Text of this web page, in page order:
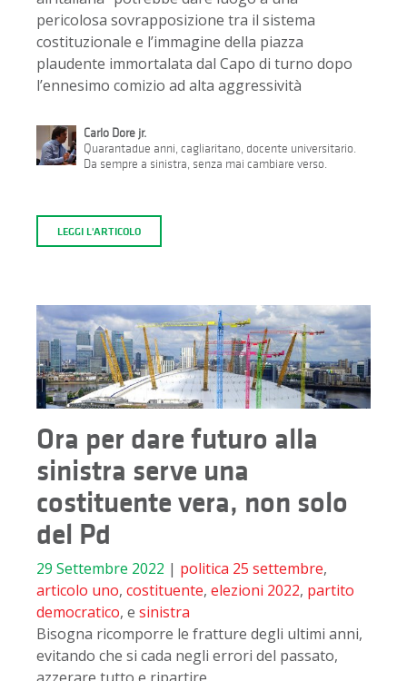
pericolosa sovrapposizione tra il sistema
costituzionale e l’immagine della piazza
plaudente immortalata dal Capo di turno dopo
l’ennesimo comizio ad alta aggressività
Carlo Dore jr.
Quarantadue anni, cagliaritano, docente universitario.
Da sempre a sinistra, senza mai cambiare verso.
LEGGI L'ARTICOLO
Ora per dare futuro alla
sinistra serve una
costituente vera, non solo
del Pd
29 Settembre 2022 | politica 25 settembre,
articolo uno, costituente, elezioni 2022, partito
democratico, e sinistra
Bisogna ricomporre le fratture degli ultimi anni,
evitando che si cada negli errori del passato,